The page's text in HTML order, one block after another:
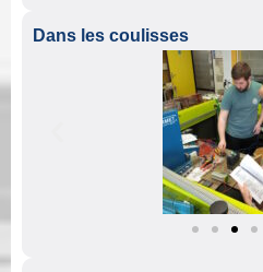
Dans les coulisses